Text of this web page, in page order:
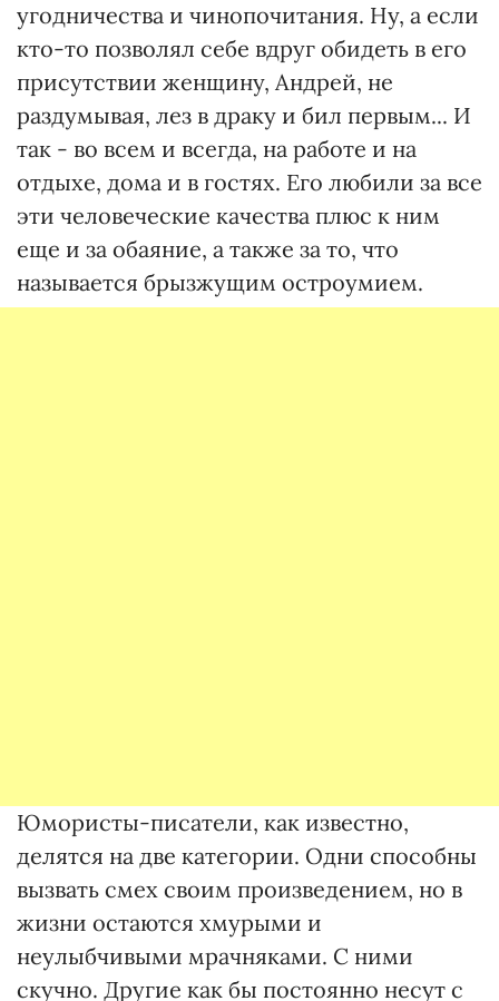
угодничества и чинопочитания. Ну, а если
кто-то позволял себе вдруг обидеть в его
присутствии женщину, Андрей, не
раздумывая, лез в драку и бил первым... И
так - во всем и всегда, на работе и на
отдыхе, дома и в гостях. Его любили за все
эти человеческие качества плюс к ним
еще и за обаяние, а также за то, что
называется брызжущим остроумием.
Юмористы-писатели, как известно,
делятся на две категории. Одни способны
вызвать смех своим произведением, но в
жизни остаются хмурыми и
неулыбчивыми мрачняками. С ними
скучно. Другие как бы постоянно несут с